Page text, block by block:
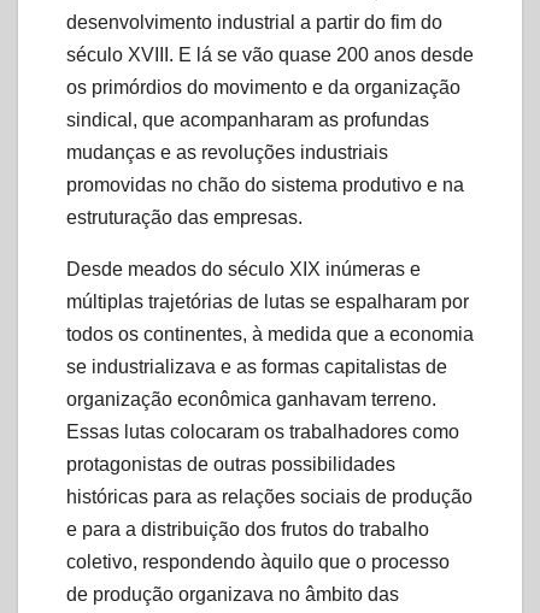
desenvolvimento industrial a partir do fim do
século XVIII. E lá se vão quase 200 anos desde
os primórdios do movimento e da organização
sindical, que acompanharam as profundas
mudanças e as revoluções industriais
promovidas no chão do sistema produtivo e na
estruturação das empresas.
Desde meados do século XIX inúmeras e
múltiplas trajetórias de lutas se espalharam por
todos os continentes, à medida que a economia
se industrializava e as formas capitalistas de
organização econômica ganhavam terreno.
Essas lutas colocaram os trabalhadores como
protagonistas de outras possibilidades
históricas para as relações sociais de produção
e para a distribuição dos frutos do trabalho
coletivo, respondendo àquilo que o processo
de produção organizava no âmbito das